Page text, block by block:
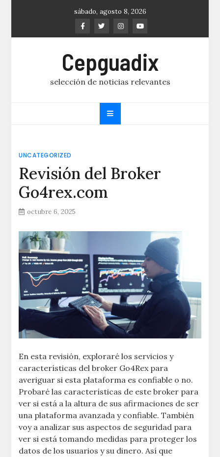
sábado, agosto 8, 2026
Cepguadix
selección de noticias relevantes
UNCATEGORIZED
Revisión del Broker
Go4rex.com
octubre 6, 2025
En esta revisión, exploraré los servicios y
características del broker Go4Rex para
averiguar si esta plataforma es confiable o no.
Probaré las características de este broker para
ver si está a la altura de sus afirmaciones de ser
una plataforma avanzada y confiable. También
voy a analizar sus aspectos de seguridad para
ver si está tomando medidas para proteger los
datos de los usuarios y su dinero. Así que